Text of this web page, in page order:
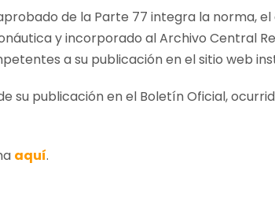
de la Parte 77 integra la norma,
y incorporado al Archivo Central
a su publicación en el sitio web
su publicación en el Boletín Oficial,
aquí.